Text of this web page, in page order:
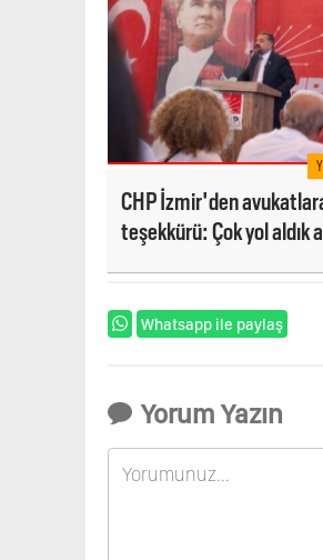
CHP İzmir'den
teşekkürü: Çok yol aldık
Whatsapp ile paylaş
Yorum Yazın